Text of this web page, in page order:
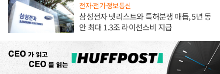
전자·전기·정보통신
삼성전자 넷리스트와 특허분쟁 매듭, 5년 동
안 최대 1.3조 라이선스비 지급